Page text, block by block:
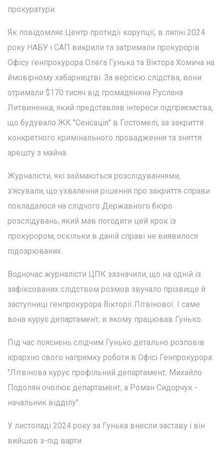
прокуратури.
Як повідомляє Центр протидії корупції, в липні 2024
року НАБУ і САП викрили та затримали прокурорів
Офісу генпрокурора Олега Гунька та Віктора Хомича на
ймовірному хабарництві. За версією слідства, вони
отримали $170 тисяч від громадянина Руслана
Литвиненка, який представляв інтереси підприємства,
що будувало ЖК "Сенсація" в Гостомелі, за закриття
конкретного кримінального провадження та зняття
арешту з майна.
Журналісти, які займаються розслідуваннями,
з'ясували, що ухвалення рішення про закриття справи
покладалося на слідчого Державного бюро
розслідувань, який мав погодити цей крок із
прокурором, оскільки в даній справі не виявилося
підозрюваних.
Водночас журналісти ЦПК зазначили, що на одній із
зафіксованих слідством розмов звучало прізвище й
заступниці генпрокурора Вікторії Літвінової. І саме
вона курує департамент, в якому працював Гунько.
Під час пояснень слідчим Гунько детально розповів
ієрархію свого напрямку роботи в Офісі Генпрокурора:
"Літвінова курує профільний департамент, Михайло
Подолян очолює департамент, а Роман Сидорчук -
начальник відділу".
У листопаді 2024 року за Гунька внесли заставу і він
вийшов з-під варти.